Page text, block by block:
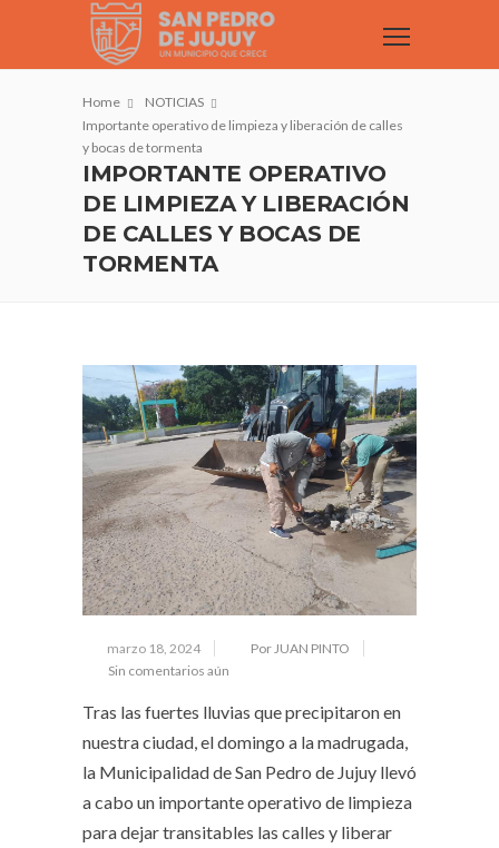
Home
NOTICIAS
Importante operativo de limpieza y liberación de calles
y bocas de tormenta
IMPORTANTE OPERATIVO
DE LIMPIEZA Y LIBERACIÓN
DE CALLES Y BOCAS DE
TORMENTA
marzo 18, 2024
Por JUAN PINTO
Sin comentarios aún
Tras las fuertes lluvias que precipitaron en
nuestra ciudad, el domingo a la madrugada,
la Municipalidad de San Pedro de Jujuy llevó
a cabo un importante operativo de limpieza
para dejar transitables las calles y liberar